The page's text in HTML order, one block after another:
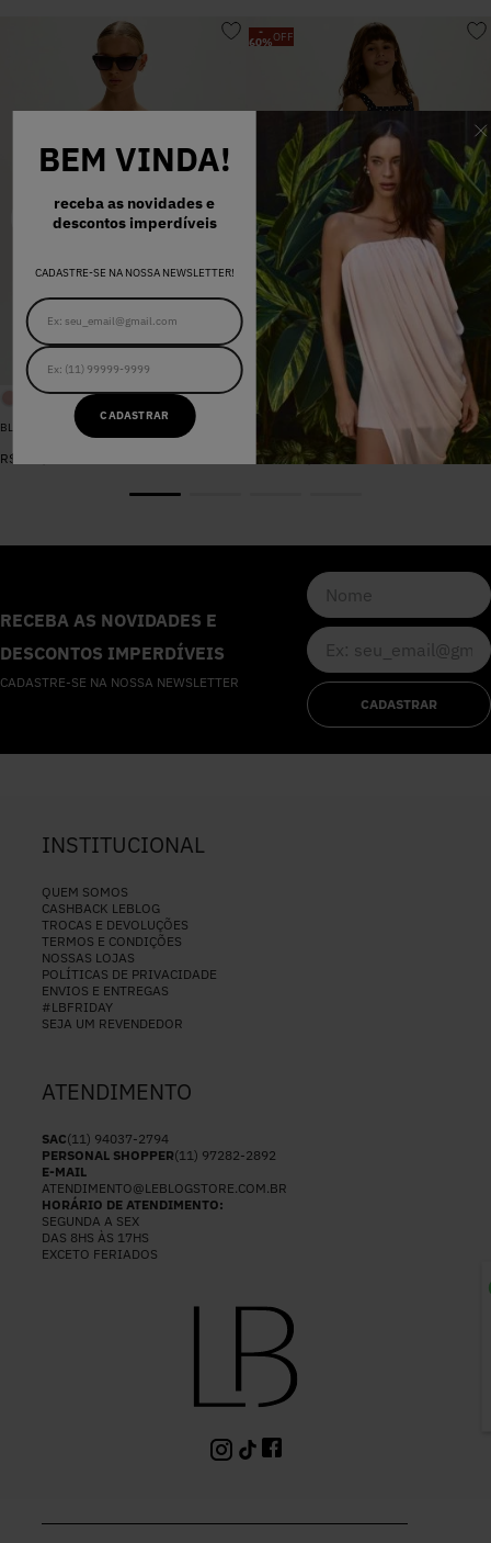
BEM VINDA!
receba as novidades e
descontos imperdíveis
CADASTRE-SE NA NOSSA NEWSLETTER!
CADASTRAR
BLUSA SARJA LARA PEROLA
R$
-
60%OFF
VESTIDO MADALENA AZUL MARINHO DOT
398
PorR$ 159,20
RECEBA AS NOVIDADES E
DESCONTOS IMPERDÍVEIS
CADASTRE-SE NA NOSSA NEWSLETTER
CADASTRAR
INSTITUCIONAL
QUEM SOMOS
CASHBACK LEBLOG
TROCAS E DEVOLUÇÕES
TERMOS E CONDIÇÕES
NOSSAS LOJAS
POLÍTICAS DE PRIVACIDADE
ENVIOS E ENTREGAS
#LBFRIDAY
SEJA UM REVENDEDOR
ATENDIMENTO
SAC(11) 94037-2794
PERSONAL SHOPPER(11) 97282-2892
E-MAIL
ATENDIMENTO@LEBLOGSTORE.COM.BR
HORÁRIO DE ATENDIMENTO:
SEGUNDA A SEX
DAS 8HS ÀS 17HS
EXCETO FERIADOS